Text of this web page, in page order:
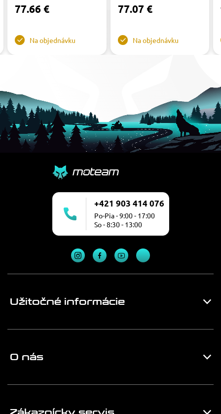
77.66 €
Na objednávku
77.07 €
Na objednávku
+421 903 414 076
Po-Pia - 9:00 - 17:00
So - 8:30 - 13:00
Užitočné informácie
O nás